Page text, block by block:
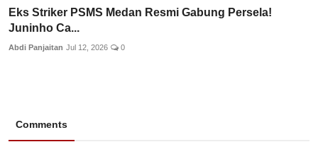
Eks Striker PSMS Medan Resmi Gabung Persela!
Juninho Ca...
Abdi Panjaitan Jul 12, 2026 0
Comments